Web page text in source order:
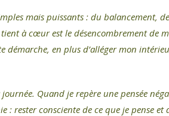
mais puissants : du balancement,
à cœur est le désencombrement de
démarche, en plus d’alléger mon
Quand je repère une pensée
: rester consciente de ce que je pense